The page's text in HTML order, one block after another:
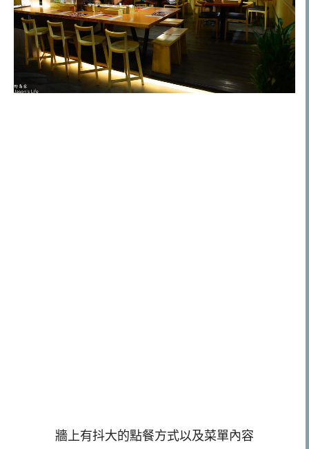
牆上有抖大的點餐方式以及菜單內容